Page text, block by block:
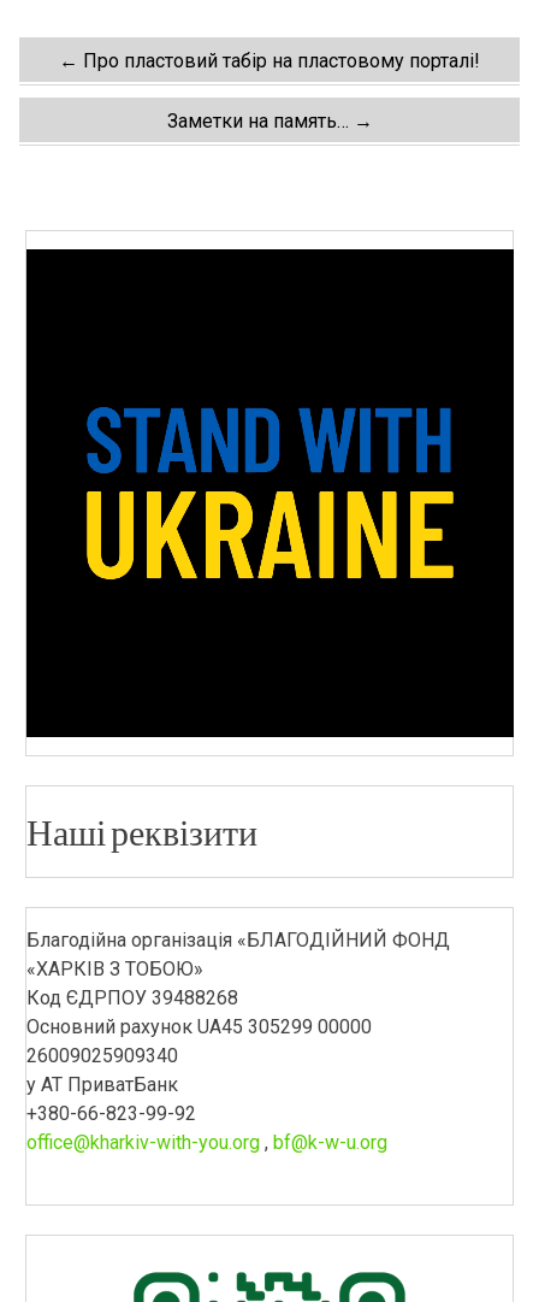
Post
navigation
← Про пластовий табір на пластовому порталі!
Заметки на память… →
Наші реквізити
Благодійна організація «БЛАГОДІЙНИЙ ФОНД
«ХАРКІВ З ТОБОЮ»
Код ЄДРПОУ 39488268
Основний рахунок UA45 305299 00000
26009025909340
у АТ ПриватБанк
+380-66-823-99-92
office@kharkiv-with-you.org, bf@k-w-u.org